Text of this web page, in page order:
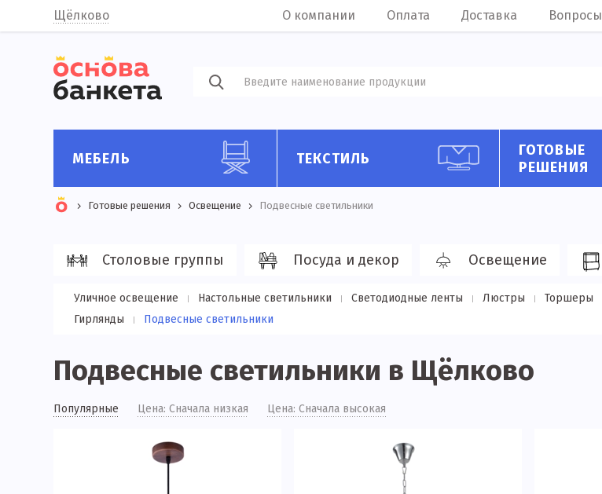
Щёлково О компании Оплата Доставка Вопросы
МЕБЕЛЬ ТЕКСТИЛЬ
ГОТОВЫЕ
РЕШЕНИЯ
Готовые решения Освещение Подвесные светильники
Столовые группы Посуда и декор Освещение
Уличное освещение Настольные светильники Светодиодные ленты Люстры Торшеры
Гирлянды
Подвесные светильники
Подвесные светильники в Щёлково
Популярные Цена: Сначала низкая Цена: Сначала высокая